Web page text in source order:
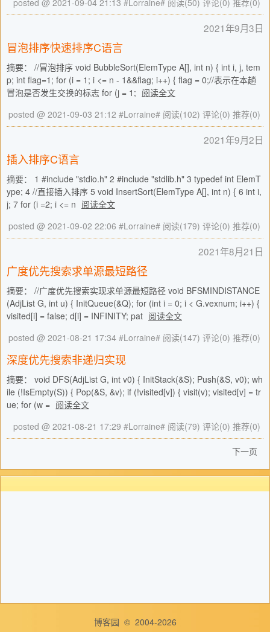
posted @ 2021-09-04 21:13 #Lorraine# 阅读(50) 评论(0) 推荐(0)
2021年9月3日
冒泡排序快速排序C语言
摘要： //冒泡排序 void BubbleSort(ElemType A[], int n) { int i, j, tem
p; int flag=1; for (i = 1; i <= n - 1&&flag; i++) { flag = 0;//表示在本趟
冒泡是否发生交换的标志 for (j = 1; 阅读全文
posted @ 2021-09-03 21:12 #Lorraine# 阅读(102) 评论(0) 推荐(0)
2021年9月2日
插入排序C语言
摘要： 1 #include "stdio.h" 2 #include "stdlib.h" 3 typedef int ElemT
ype; 4 //直接插入排序 5 void InsertSort(ElemType A[], int n) { 6 int i,
j; 7 for (i =2; i <= n 阅读全文
posted @ 2021-09-02 22:06 #Lorraine# 阅读(179) 评论(0) 推荐(0)
2021年8月21日
广度优先搜索求单源最短路径
摘要： //广度优先搜索实现求单源最短路径 void BFSMINDISTANCE
(AdjList G, int u) { InitQueue(&Q); for (int i = 0; i < G.vexnum; i++) {
visited[i] = false; d[i] = INFINITY; pat 阅读全文
posted @ 2021-08-21 17:34 #Lorraine# 阅读(147) 评论(0) 推荐(0)
深度优先搜索非递归实现
摘要： void DFS(AdjList G, int v0) { InitStack(&S); Push(&S, v0); wh
ile (!IsEmpty(S)) { Pop(&S, &v); if (!visited[v]) { visit(v); visited[v] = tr
ue; for (w = 阅读全文
posted @ 2021-08-21 17:29 #Lorraine# 阅读(79) 评论(0) 推荐(0)
下一页
博客园 © 2004-2026